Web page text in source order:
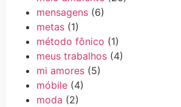
mensagens (6)
metas (1)
método fônico (1)
meus trabalhos (4)
mi amores (5)
móbile (4)
moda (2)